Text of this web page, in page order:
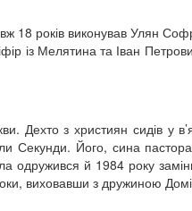
18 років виконував Улян
із Мелятина та Іван
Дехто з християн сидів у
Його, сина
одружився й 1984 року
виховавши з дружиною